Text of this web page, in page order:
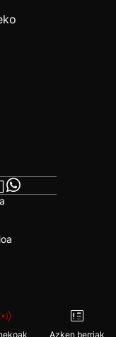
Azken berriak